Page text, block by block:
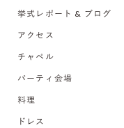
挙式レポート & ブログ
アクセス
チャペル
パーティ会場
料理
ドレス